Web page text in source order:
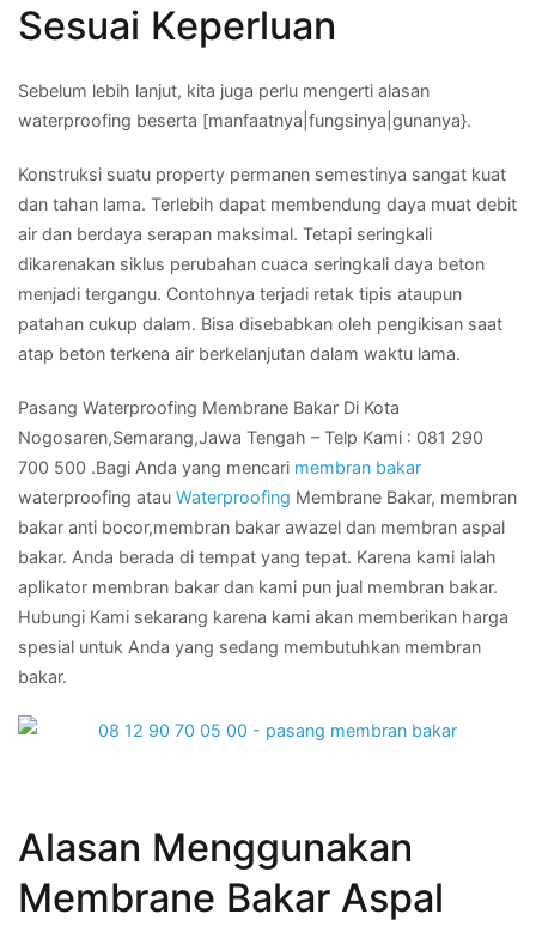
Sesuai Keperluan
Sebelum lebih lanjut, kita juga perlu mengerti alasan
waterproofing beserta [manfaatnya|fungsinya|gunanya}.
Konstruksi suatu property permanen semestinya sangat kuat
dan tahan lama. Terlebih dapat membendung daya muat debit
air dan berdaya serapan maksimal. Tetapi seringkali
dikarenakan siklus perubahan cuaca seringkali daya beton
menjadi tergangu. Contohnya terjadi retak tipis ataupun
patahan cukup dalam. Bisa disebabkan oleh pengikisan saat
atap beton terkena air berkelanjutan dalam waktu lama.
Pasang Waterproofing Membrane Bakar Di Kota
Nogosaren,Semarang,Jawa Tengah – Telp Kami : 081 290
700 500 .Bagi Anda yang mencari membran bakar
waterproofing atau Waterproofing Membrane Bakar, membran
bakar anti bocor,membran bakar awazel dan membran aspal
bakar. Anda berada di tempat yang tepat. Karena kami ialah
aplikator membran bakar dan kami pun jual membran bakar.
Hubungi Kami sekarang karena kami akan memberikan harga
spesial untuk Anda yang sedang membutuhkan membran
bakar.
Alasan Menggunakan
Membrane Bakar Aspal